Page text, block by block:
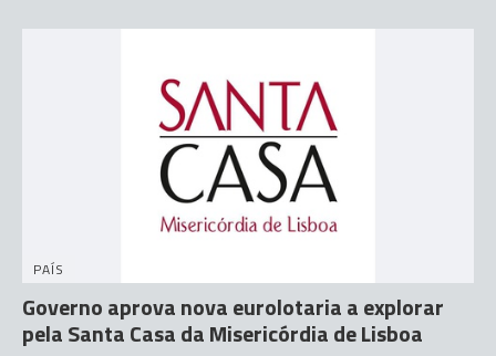
PAÍS
Governo aprova nova eurolotaria a explorar
pela Santa Casa da Misericórdia de Lisboa